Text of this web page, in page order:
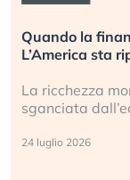
Quando la
L’America sta
La ricchezza
sganciata
24 luglio 2026